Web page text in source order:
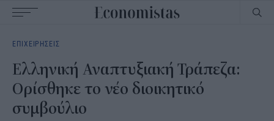
navigation
ΕΠΙΧΕΙΡΗΣΕΙΣ
Ελληνική Αναπτυξιακή Τράπεζα:
Ορίσθηκε το νέο διοικητικό
συμβούλιο